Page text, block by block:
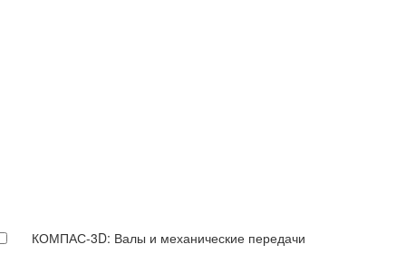
КОМПАС-3D: Валы и механические передачи